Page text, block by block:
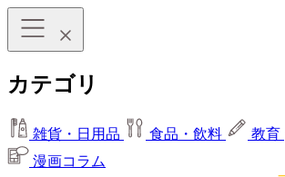
カテゴリ
雑貨・日用品 食品・飲料 教育
漫画コラム